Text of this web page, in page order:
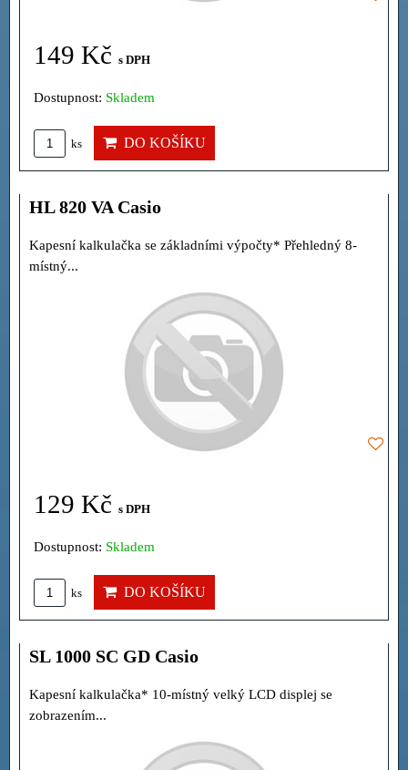
149 Kč s DPH
Dostupnost: Skladem
ks DO KOŠÍKU
HL 820 VA Casio
Kapesní kalkulačka se základními výpočty* Přehledný 8-
místný...
129 Kč s DPH
Dostupnost: Skladem
ks DO KOŠÍKU
SL 1000 SC GD Casio
Kapesní kalkulačka* 10-místný velký LCD displej se
zobrazením...